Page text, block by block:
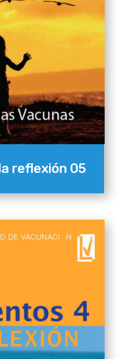
reflexión 05